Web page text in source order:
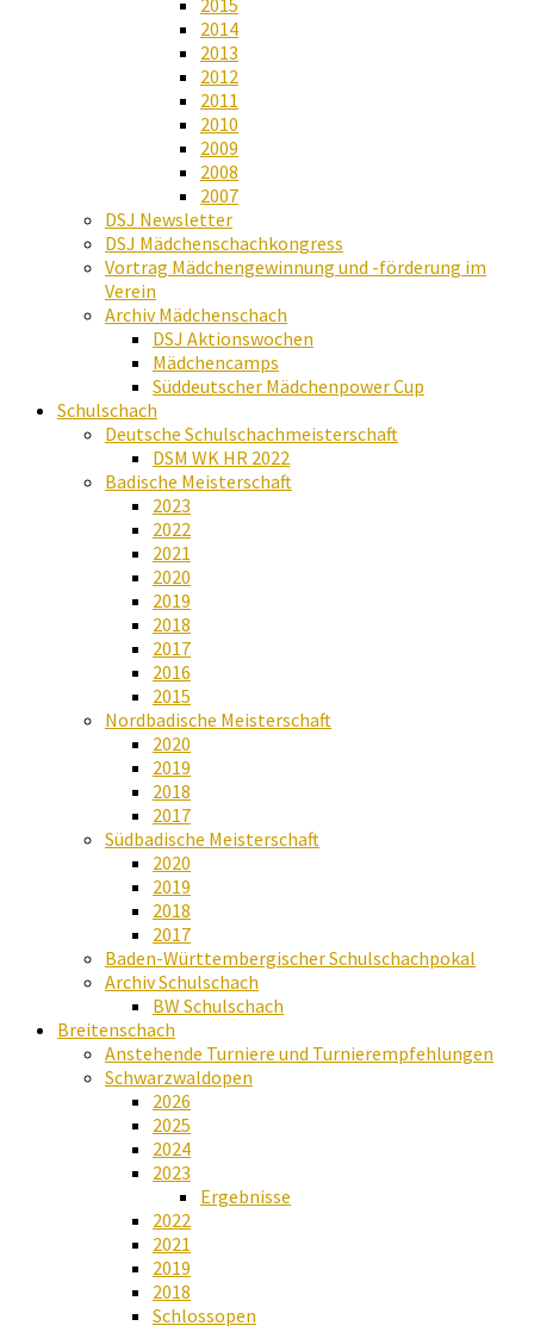
2015
2014
2013
2012
2011
2010
2009
2008
2007
DSJ Newsletter
DSJ Mädchenschachkongress
Vortrag Mädchengewinnung und -förderung im
Verein
Archiv Mädchenschach
DSJ Aktionswochen
Mädchencamps
Süddeutscher Mädchenpower Cup
Schulschach
Deutsche Schulschachmeisterschaft
DSM WK HR 2022
Badische Meisterschaft
2023
2022
2021
2020
2019
2018
2017
2016
2015
Nordbadische Meisterschaft
2020
2019
2018
2017
Südbadische Meisterschaft
2020
2019
2018
2017
Baden-Württembergischer Schulschachpokal
Archiv Schulschach
BW Schulschach
Breitenschach
Anstehende Turniere und Turnierempfehlungen
Schwarzwaldopen
2026
2025
2024
2023
Ergebnisse
2022
2021
2019
2018
Schlossopen